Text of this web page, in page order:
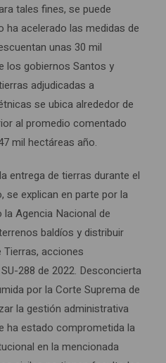
tales fines, se puede
ha acelerado las medidas de
unas 30 mil
los gobiernos Santos y
adjudicadas a
se ubica alrededor de
al promedio comentado
mil hectáreas año.
entrega de tierras durante el
se explican en parte por la
Agencia Nacional de
baldíos y distribuir
acciones
288 de 2022. Desconcierta
por la Corte Suprema de
la gestión administrativa
ha estado comprometida la
en la mencionada